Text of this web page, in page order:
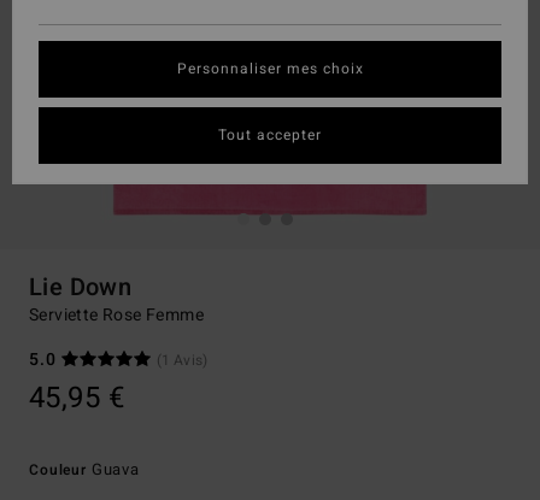
Lie Down
Serviette Rose Femme
5.0
(1 Avis)
45,95 €
Couleur Guava
Personnaliser mes choix
Tout accepter